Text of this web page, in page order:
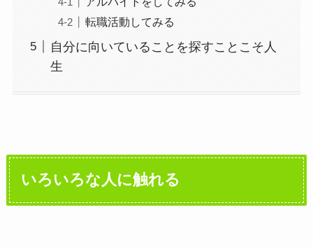
転職活動してみる
自分に向いていることを探すことこそ人
生
いろいろな人に触れる